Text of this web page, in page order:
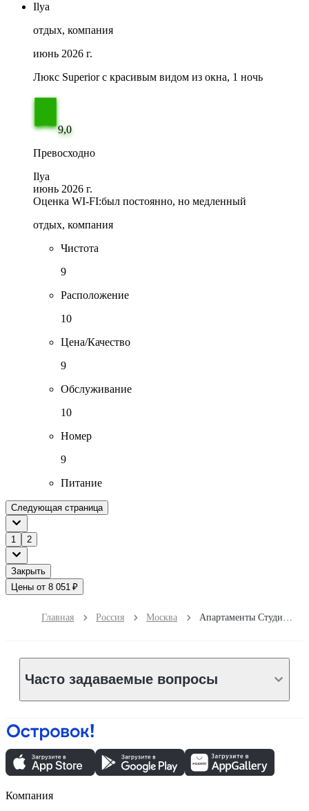
Ilya
отдых, компания
июнь 2026 г.
Люкс Superior с красивым видом из окна, 1 ночь
9,0
Превосходно
Ilya
июнь 2026 г.
Оценка WI-FI:был постоянно, но медленный
отдых, компания
Чистота
9
Расположение
10
Цена/Качество
9
Обслуживание
10
Номер
9
Питание
Следующая страница
1 2
Закрыть
Цены от 8 051 ₽
Главная Россия Москва
Часто задаваемые вопросы
Компания